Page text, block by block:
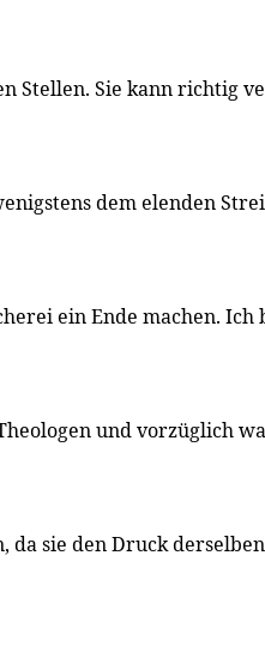
Stellen. Sie kann richtig
dem elenden
ein Ende machen. Ich
und vorzüglich
da sie den Druck